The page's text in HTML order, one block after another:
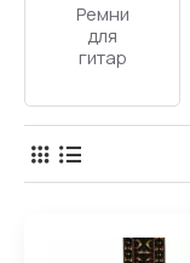
Чехлы для
акустических
гитар